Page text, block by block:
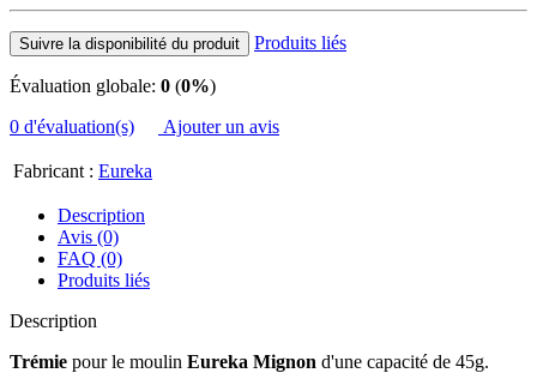
Suivre la disponibilité du produit Produits liés
Évaluation globale: 0 (0%)
0 d'évaluation(s)
Ajouter un avis
Fabricant : Eureka
Description
Avis (0)
FAQ (0)
Produits liés
Description
Trémie pour le moulin Eureka Mignon d'une capacité de 45g.